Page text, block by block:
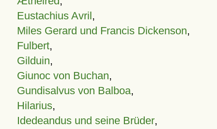
Eustachius Avril,
Miles Gerard und Francis Dickenson,
Fulbert,
Gilduin,
Giunoc von Buchan,
Gundisalvus von Balboa,
Hilarius,
Idedeandus und seine Brüder,